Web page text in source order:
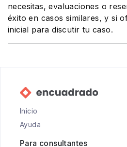
necesitas, evaluaciones o
éxito en casos similares, y si
inicial para discutir tu caso.
Inicio
Ayuda
Para consultantes